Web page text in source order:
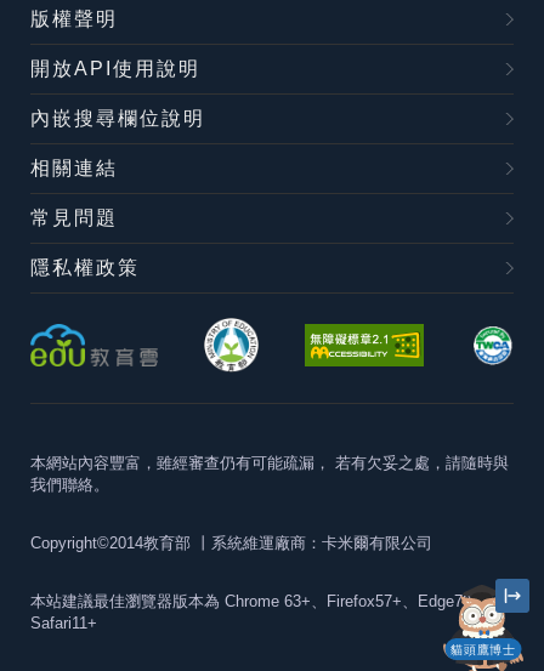
貓頭鷹博士
版權聲明
開放API使用說明
內嵌搜尋欄位說明
相關連結
常見問題
隱私權政策
本網站內容豐富，雖經審查仍有可能疏漏， 若有欠妥之處，請隨時與
我們聯絡。
Copyright©2014教育部 丨系統維運廠商：卡米爾有限公司
本站建議最佳瀏覽器版本為 Chrome 63+、Firefox57+、Edge79+及
Safari11+